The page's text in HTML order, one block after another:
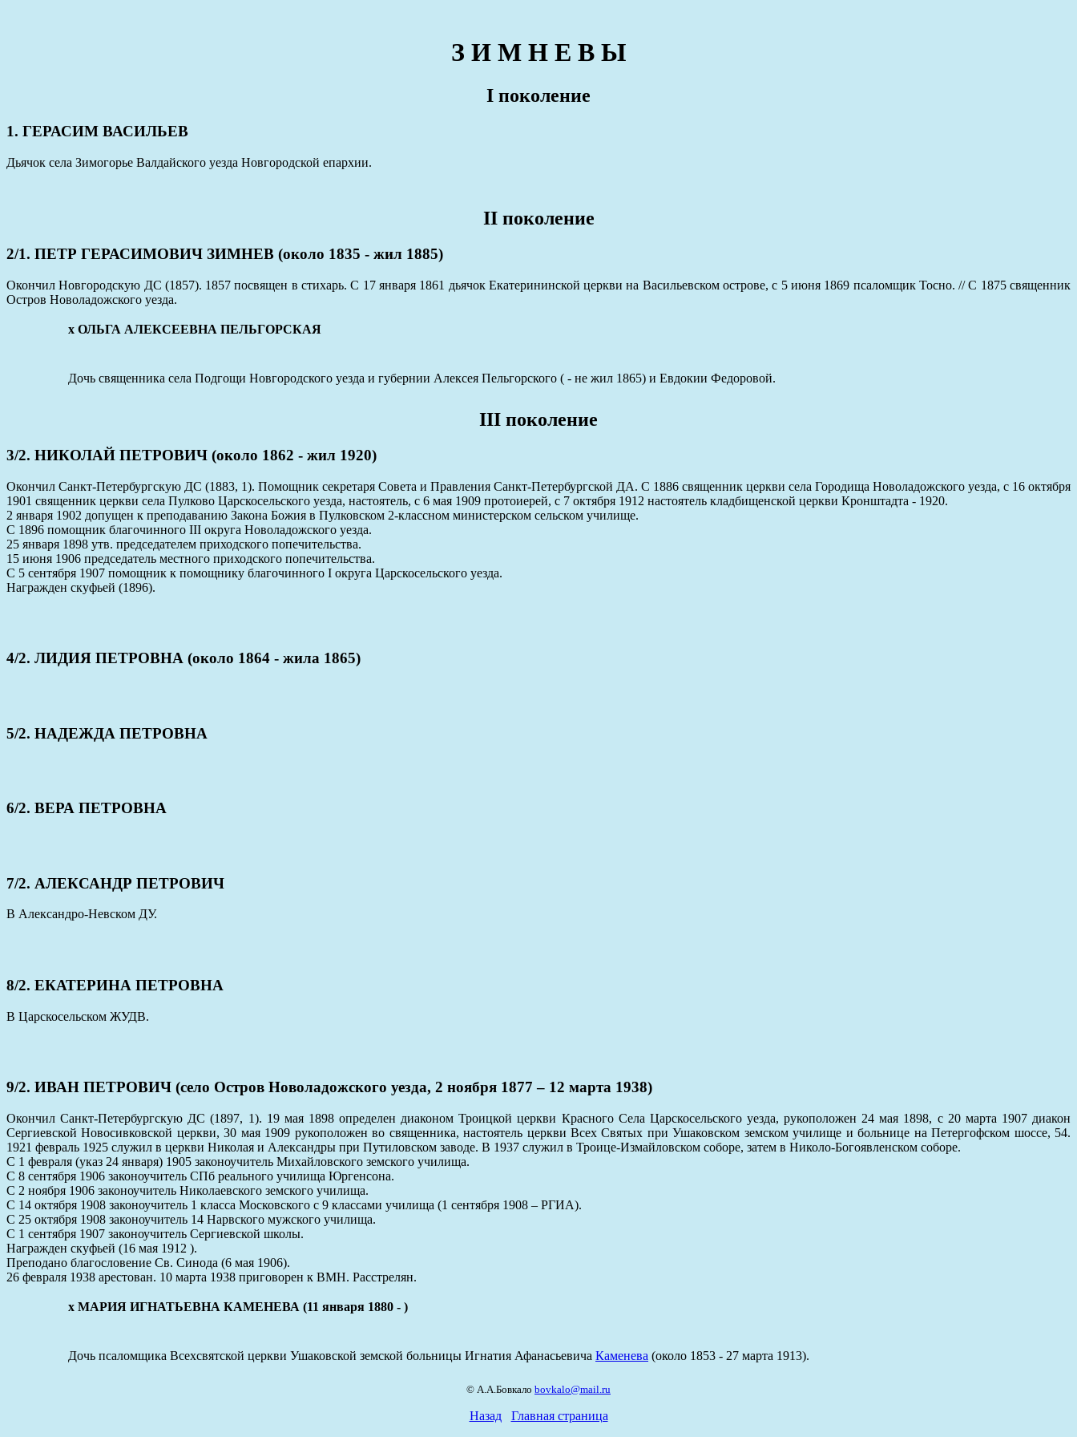
З И М Н Е В Ы
I поколение
1. ГЕРАСИМ ВАСИЛЬЕВ
Дьячок села Зимогорье Валдайского уезда Новгородской епархии.
II поколение
2/1. ПЕТР ГЕРАСИМОВИЧ ЗИМНЕВ (около 1835 - жил 1885)
Окончил Новгородскую ДС (1857). 1857 посвящен в стихарь. С 17 января 1861 дьячок Екатерининской церкви на Васильевском острове, с 5 июня 1869 псаломщик Тосно. // С 1875 священник
Остров Новоладожского уезда.
x ОЛЬГА АЛЕКСЕЕВНА ПЕЛЬГОРСКАЯ
Дочь священника села Подгощи Новгородского уезда и губернии Алексея Пельгорского ( - не жил 1865) и Евдокии Федоровой.
III поколение
3/2. НИКОЛАЙ ПЕТРОВИЧ (около 1862 - жил 1920)
Окончил Санкт-Петербургскую ДС (1883, 1). Помощник секретаря Совета и Правления Санкт-Петербургской ДА. С 1886 священник церкви села Городища Новоладожского уезда, с 16 октября
1901 священник церкви села Пулково Царскосельского уезда, настоятель, с 6 мая 1909 протоиерей, с 7 октября 1912 настоятель кладбищенской церкви Кронштадта - 1920.
2 января 1902 допущен к преподаванию Закона Божия в Пулковском 2-классном министерском сельском училище.
С 1896 помощник благочинного III округа Новоладожского уезда.
25 января 1898 утв. председателем приходского попечительства.
15 июня 1906 председатель местного приходского попечительства.
С 5 сентября 1907 помощник к помощнику благочинного I округа Царскосельского уезда.
Награжден скуфьей (1896).
4/2. ЛИДИЯ ПЕТРОВНА (около 1864 - жила 1865)
5/2. НАДЕЖДА ПЕТРОВНА
6/2. ВЕРА ПЕТРОВНА
7/2. АЛЕКСАНДР ПЕТРОВИЧ
В Александро-Невском ДУ.
8/2. ЕКАТЕРИНА ПЕТРОВНА
В Царскосельском ЖУДВ.
9/2. ИВАН ПЕТРОВИЧ (село Остров Новоладожского уезда, 2 ноября 1877 – 12 марта 1938)
Окончил Санкт-Петербургскую ДС (1897, 1). 19 мая 1898 определен диаконом Троицкой церкви Красного Села Царскосельского уезда, рукоположен 24 мая 1898, с 20 марта 1907 диакон
Сергиевской Новосивковской церкви, 30 мая 1909 рукоположен во священника, настоятель церкви Всех Святых при Ушаковском земском училище и больнице на Петергофском шоссе, 54.
1921 февраль 1925 служил в церкви Николая и Александры при Путиловском заводе. В 1937 служил в Троице-Измайловском соборе, затем в Николо-Богоявленском соборе.
С 1 февраля (указ 24 января) 1905 законоучитель Михайловского земского училища.
С 8 сентября 1906 законоучитель СПб реального училища Юргенсона.
С 2 ноября 1906 законоучитель Николаевского земского училища.
С 14 октября 1908 законоучитель 1 класса Московского с 9 классами училища (1 сентября 1908 – РГИА).
С 25 октября 1908 законоучитель 14 Нарвского мужского училища.
С 1 сентября 1907 законоучитель Сергиевской школы.
Награжден скуфьей (16 мая 1912 ).
Преподано благословение Св. Синода (6 мая 1906).
26 февраля 1938 арестован. 10 марта 1938 приговорен к ВМН. Расстрелян.
x МАРИЯ ИГНАТЬЕВНА КАМЕНЕВА (11 января 1880 - )
Дочь псаломщика Всехсвятской церкви Ушаковской земской больницы Игнатия Афанасьевича Каменева (около 1853 - 27 марта 1913).
© А.А.Бовкало bovkalo@mail.ru
Назад Главная страница